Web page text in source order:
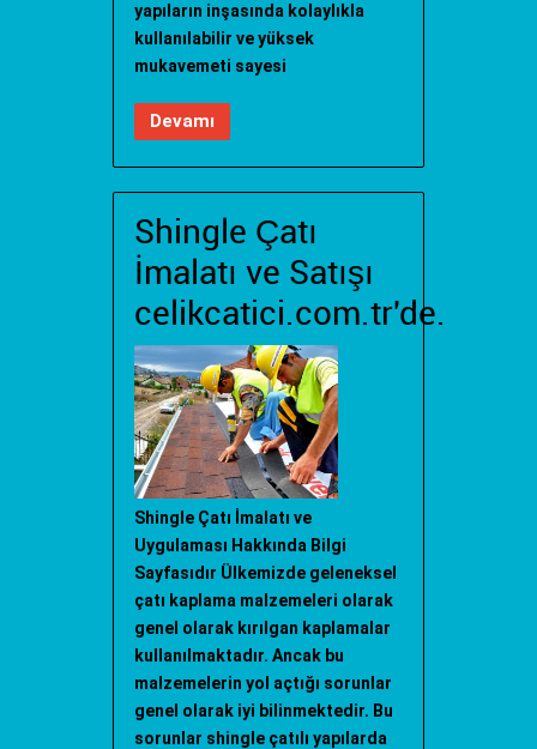
yapıların inşasında kolaylıkla
kullanılabilir ve yüksek
mukavemeti sayesi
Devamı
Shingle Çatı
İmalatı ve Satışı
celikcatici.com.tr'de.
Shingle Çatı İmalatı ve
Uygulaması Hakkında Bilgi
Sayfasıdır Ülkemizde geleneksel
çatı kaplama malzemeleri olarak
genel olarak kırılgan kaplamalar
kullanılmaktadır. Ancak bu
malzemelerin yol açtığı sorunlar
genel olarak iyi bilinmektedir. Bu
sorunlar shingle çatılı yapılarda